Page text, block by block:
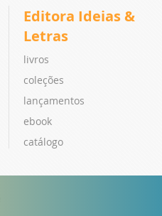
Editora Ideias &
Letras
livros
coleções
lançamentos
ebook
catálogo